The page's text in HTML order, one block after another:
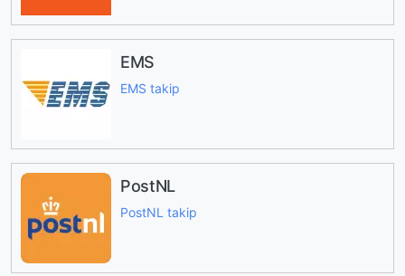
EMS
EMS takip
PostNL
PostNL takip